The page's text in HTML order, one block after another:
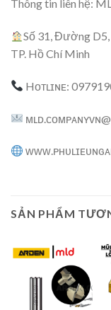
Thông tin liên hệ:
Số 31, Đường
TP. Hồ Chí Minh
Hᴏᴛʟɪɴᴇ:
SẢN PHẨM